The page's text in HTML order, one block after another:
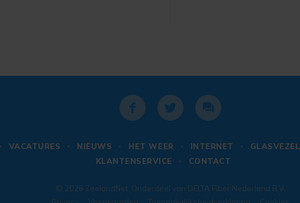
VACATURES NIEUWS HET WEER INTERNET GLASVEZEL
KLANTENSERVICE
CONTACT
© 2026 ZeelandNet . Onderdeel van DELTA Fiber Nederland B.V.